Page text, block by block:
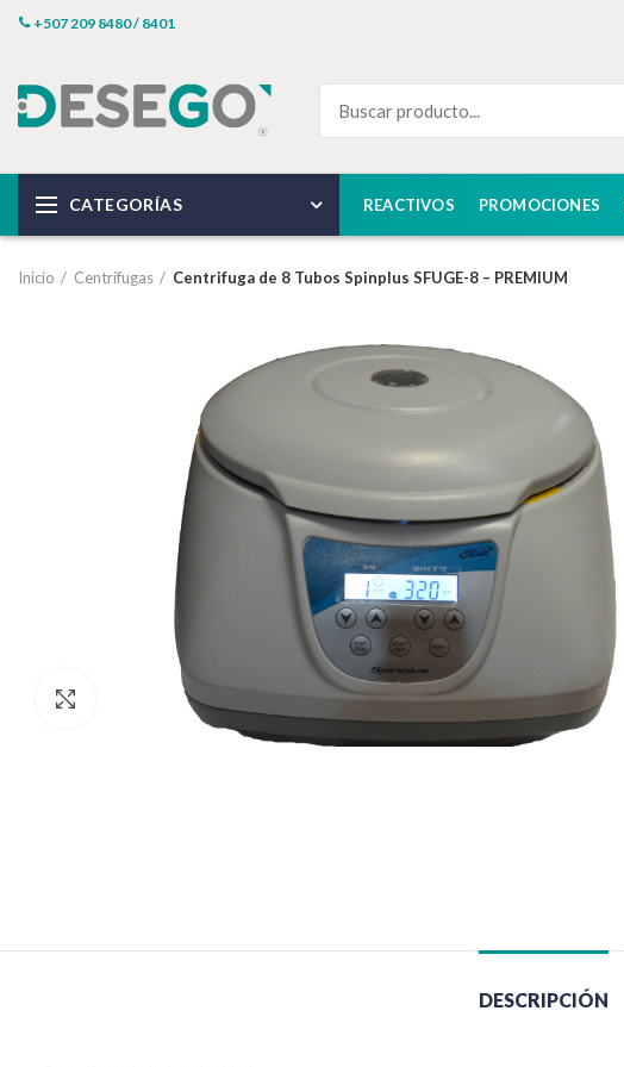
+507 209 8480 / 8401
CATEGORÍAS REACTIVOS PROMOCIONES
Inicio Centrífugas Centrifuga de 8 Tubos Spinplus SFUGE-8 – PREMIUM
Clic para agrandar
DESCRIPCIÓN